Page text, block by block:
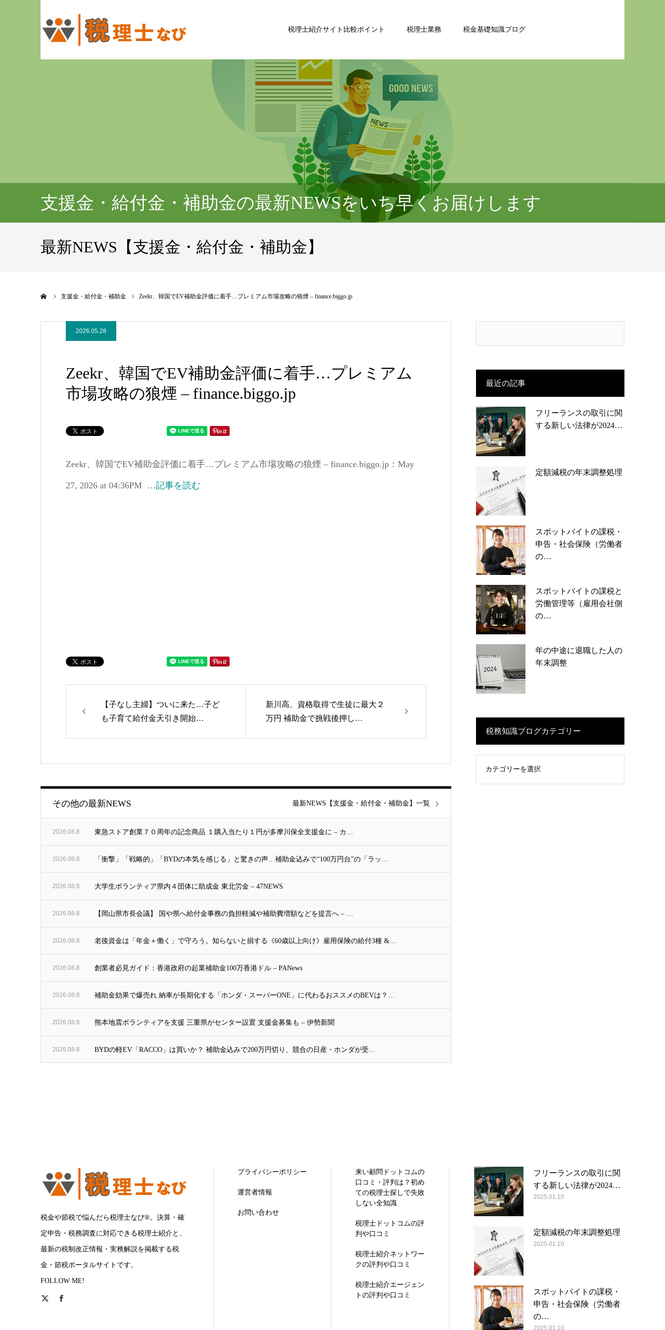
税理士紹介サイト比較ポイント 税理士業務 税金基礎知識ブログ
支援金・給付金・補助金の最新NEWSをいち早くお届けします
最新NEWS【支援金・給付金・補助金】
支援金・給付金・補助金 Zeekr、韓国でEV補助金評価に着手…プレミアム市場攻略の狼煙 – finance.biggo.jp
2026.05.28
Zeekr、韓国でEV補助金評価に着手…プレミアム
市場攻略の狼煙 – finance.biggo.jp
Zeekr、韓国でEV補助金評価に着手…プレミアム市場攻略の狼煙 – finance.biggo.jp：May
27, 2026 at 04:36PM …記事を読む
【子なし主婦】ついに来た…子ど
も子育て給付金天引き開始…
新川高、資格取得で生徒に最大２
万円 補助金で挑戦後押し…
その他の最新NEWS
2026.08.8 東急ストア創業７０周年の記念商品 １購入当たり１円が多摩川保全支援金に – カ…
2026.08.8 「衝撃」「戦略的」「BYDの本気を感じる」と驚きの声…補助金込みで“100万円台”の「ラッ…
2026.08.8 大学生ボランティア県内４団体に助成金 東北労金 – 47NEWS
2026.08.8 【岡山県市長会議】 国や県へ給付金事務の負担軽減や補助費増額などを提言へ – …
2026.08.8 老後資金は「年金＋働く」で守ろう。知らないと損する《60歳以上向け》雇用保険の給付3種 &…
2026.08.8 創業者必見ガイド：香港政府の起業補助金100万香港ドル – PANews
2026.08.8 補助金効果で爆売れ 納車が長期化する「ホンダ・スーパーONE」に代わるおススメのBEVは？…
2026.08.8 熊本地震ボランティアを支援 三重県がセンター設置 支援金募集も – 伊勢新聞
2026.08.8 BYDの軽EV「RACCO」は買いか？ 補助金込みで200万円切り、競合の日産・ホンダが受…
最新NEWS【支援金・給付金・補助金】一覧
最近の記事
フリーランスの取引に関
する新しい法律が2024…
定額減税の年末調整処理
スポットバイトの課税・
申告・社会保険（労働者
の…
スポットバイトの課税と
労働管理等（雇用会社側
の…
年の中途に退職した人の
年末調整
税務知識ブログカテゴリー
税金や節税で悩んだら税理士なび®。決算・確
定申告・税務調査に対応できる税理士紹介と、
最新の税制改正情報・実務解説を掲載する税
金・節税ポータルサイトです。
FOLLOW ME!
プライバシーポリシー
運営者情報
お問い合わせ
来い顧問ドットコムの
口コミ・評判は？初め
ての税理士探しで失敗
しない全知識
税理士ドットコムの評
判や口コミ
税理士紹介ネットワー
クの評判や口コミ
税理士紹介エージェン
トの評判や口コミ
フリーランスの取引に関
する新しい法律が2024…
2025.01.10
定額減税の年末調整処理
2025.01.10
スポットバイトの課税・
申告・社会保険（労働者
の…
2025.01.10